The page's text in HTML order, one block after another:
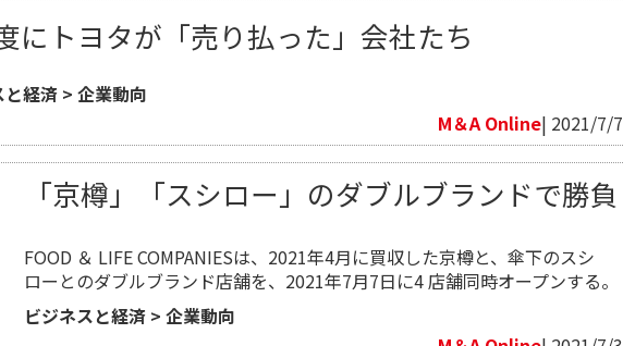
にトヨタが「売り払った」会社たち
と経済 >企業動向
M＆A Online| 2021/7/7
「京樽」「スシロー」のダブルブランドで勝負
FOOD ＆ LIFE COMPANIESは、2021年4月に買収した京樽と、傘下のスシ
ローとのダブルブランド店舗を、2021年7月7日に4 店舗同時オープンする。
ビジネスと経済> 企業動向